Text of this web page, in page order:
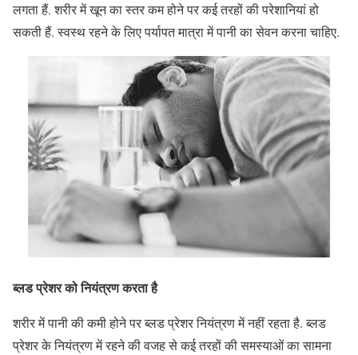
लगता हैं. शरीर में खून का स्तर कम होने पर कई तरहों की परेशानियां हो
सकती हैं. स्वस्थ रहने के लिए पर्यापत मात्रा में पानी का सेवन करना चाहिए.
ब्लड प्रेशर को नियंत्रण करता है
शरीर में पानी की कमी होने पर ब्लड प्रेशर नियंत्रण में नहीं रहता है. ब्लड
प्रेशर के नियंत्रण में रहने की वजह से कई तरहों की समस्याओं का सामना